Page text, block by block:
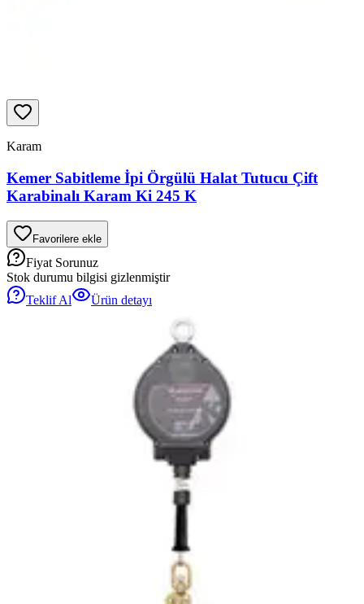
Karam
Kemer Sabitleme İpi Örgülü Halat Tutucu Çift
Karabinalı Karam Ki 245 K
Favorilere ekle
Fiyat Sorunuz
Stok durumu bilgisi gizlenmiştir
Teklif Al
Ürün detayı